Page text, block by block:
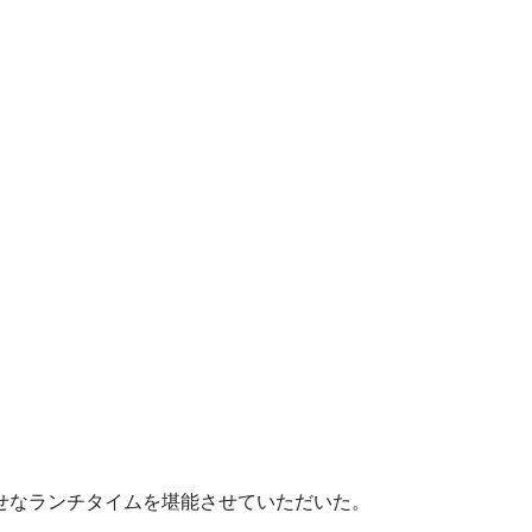
ランチタイムを堪能させていただいた。